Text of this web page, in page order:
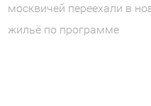
москвичей переехали в
жильё по программе